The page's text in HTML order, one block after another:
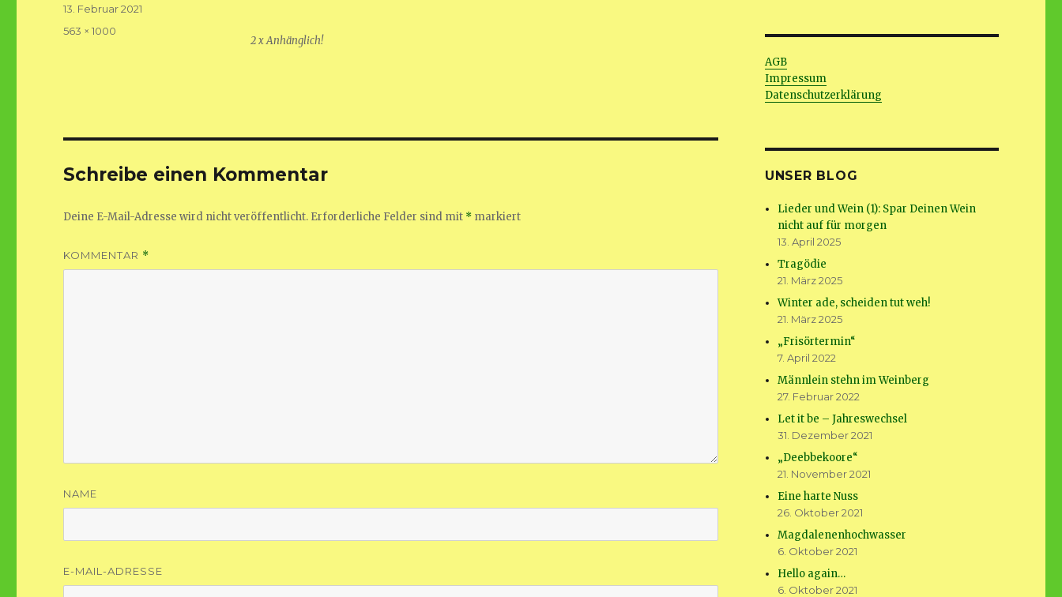
2 x Anhänglich!
Veröffentlicht
13. Februar 2021
Volle
563 × 1000
Schreibe einen Kommentar
Deine E-Mail-Adresse wird nicht veröffentlicht. Erforderliche Felder sind mit * markiert
KOMMENTAR *
NAME
E-MAIL-ADRESSE
AGB
Impressum
Datenschutzerklärung
UNSER BLOG
Lieder und Wein (1): Spar Deinen Wein
nicht auf für morgen
13. April 2025
Tragödie
21. März 2025
Winter ade, scheiden tut weh!
21. März 2025
„Frisörtermin“
7. April 2022
Männlein stehn im Weinberg
27. Februar 2022
Let it be – Jahreswechsel
31. Dezember 2021
„Deebbekoore“
21. November 2021
Eine harte Nuss
26. Oktober 2021
Magdalenenhochwasser
6. Oktober 2021
Hello again…
6. Oktober 2021